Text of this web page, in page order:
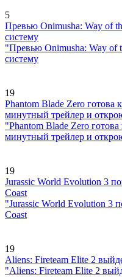
5
Превью Onimusha: Way of
систему
"Превью Onimusha: Way of
систему
19
Phantom Blade Zero готова
минутный трейлер и
"Phantom Blade Zero
минутный трейлер и
19
Jurassic World Evolution 3
Coast
"Jurassic World Evolution 3
Coast
19
Aliens: Fireteam Elite 2
"Aliens: Fireteam Elite 2